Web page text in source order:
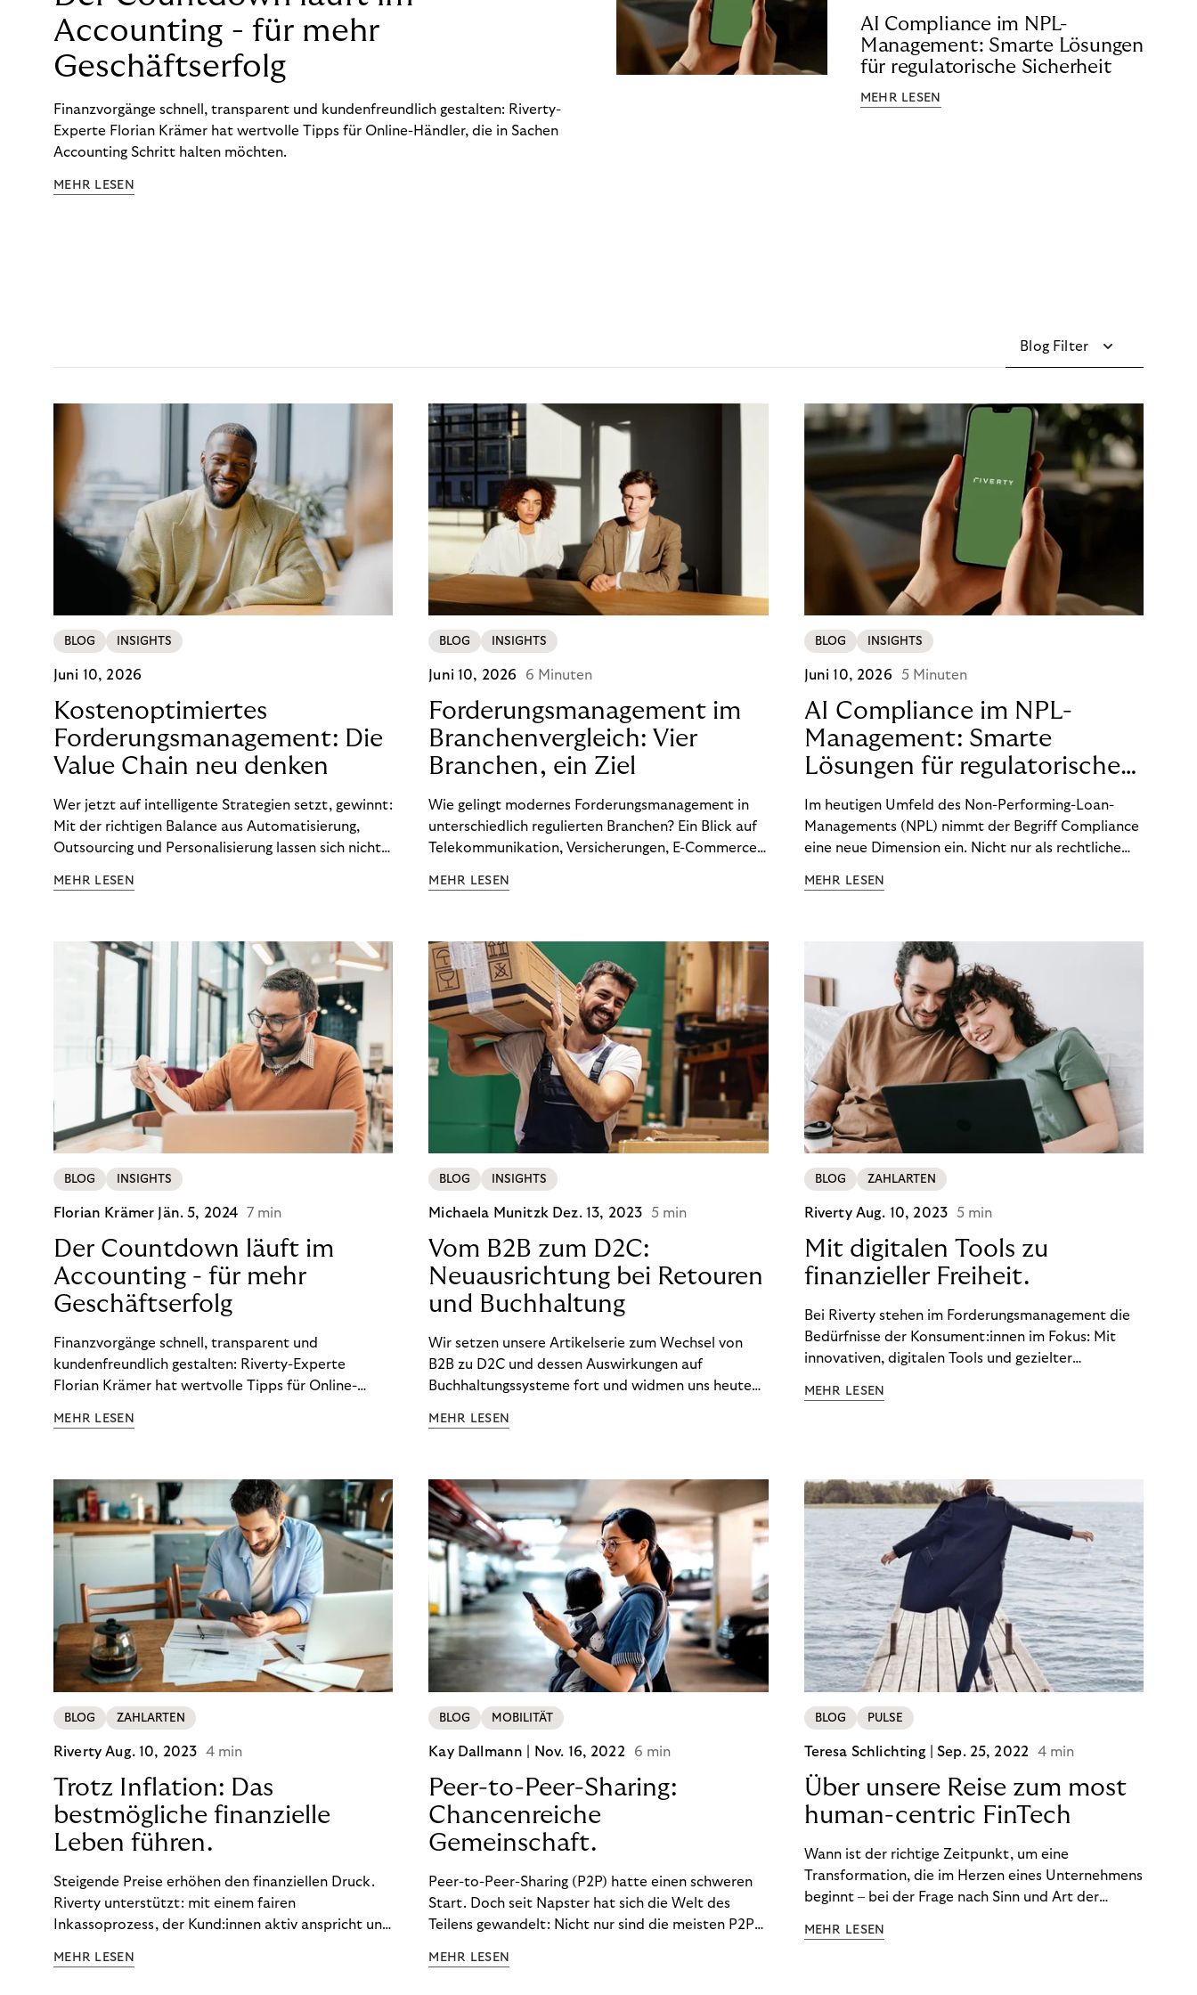
Accounting - für mehr
Geschäftserfolg
Finanzvorgänge schnell, transparent und kundenfreundlich gestalten: Riverty-
Experte Florian Krämer hat wertvolle Tipps für Online-Händler, die in Sachen
Accounting Schritt halten möchten.
MEHR LESEN
AI Compliance im NPL-
Management: Smarte Lösungen
für regulatorische Sicherheit
MEHR LESEN
Blog Filter
BLOG INSIGHTS
Juni 10, 2026
Kostenoptimiertes
Forderungsmanagement: Die
Value Chain neu denken
Wer jetzt auf intelligente Strategien setzt, gewinnt:
Mit der richtigen Balance aus Automatisierung,
Outsourcing und Personalisierung lassen sich nicht
Ergebnisse sichern. Riverty zeigt, wie Recovery-
MEHR LESEN
BLOG INSIGHTS
Juni 10, 2026 6 Minuten
Forderungsmanagement im
Branchenvergleich: Vier
Branchen, ein Ziel
Wie gelingt modernes Forderungsmanagement in
unterschiedlich regulierten Branchen? Ein Blick auf
Telekommunikation, Versicherungen, E-Commerce
wirksam reduzieren will, braucht keine
MEHR LESEN
BLOG INSIGHTS
Juni 10, 2026 5 Minuten
AI Compliance im NPL-
Management: Smarte
Lösungen für regulatorische
Sicherheit
Im heutigen Umfeld des Non-Performing-Loan-
Managements (NPL) nimmt der Begriff Compliance
eine neue Dimension ein. Nicht nur als rechtliche
Wettbewerbsvorteil. In einem Umfeld steigender
(DSGVO) – geraten viele Unternehmen an die
Grenzen traditioneller Compliance-Mechanismen.
MEHR LESEN
BLOG INSIGHTS
Florian Krämer Jän. 5, 2024 7 min
Der Countdown läuft im
Accounting - für mehr
Geschäftserfolg
Finanzvorgänge schnell, transparent und
kundenfreundlich gestalten: Riverty-Experte
Florian Krämer hat wertvolle Tipps für Online-
möchten.
MEHR LESEN
BLOG INSIGHTS
Michaela Munitzk Dez. 13, 2023 5 min
Vom B2B zum D2C:
Neuausrichtung bei Retouren
und Buchhaltung
Wir setzen unsere Artikelserie zum Wechsel von
B2B zu D2C und dessen Auswirkungen auf
Buchhaltungssysteme fort und widmen uns heute
im D2C-Bereich.
MEHR LESEN
BLOG ZAHLARTEN
Riverty Aug. 10, 2023 5 min
Mit digitalen Tools zu
finanzieller Freiheit.
Bei Riverty stehen im Forderungsmanagement die
Bedürfnisse der Konsument:innen im Fokus: Mit
innovativen, digitalen Tools und gezielter
ein Leben in finanzieller Freiheit zu führen. So
MEHR LESEN
BLOG ZAHLARTEN
RivertyAug. 10, 2023 4 min
Trotz Inflation: Das
bestmögliche finanzielle
Leben führen.
Steigende Preise erhöhen den finanziellen Druck.
Riverty unterstützt: mit einem fairen
Inkassoprozess, der Kund:innen aktiv anspricht und
Finanzbildung ermöglicht. So bleiben Menschen
MEHR LESEN
BLOG MOBILITÄT
Kay Dallmann | Nov. 16, 2022 6 min
Peer-to-Peer-Sharing:
Chancenreiche
Gemeinschaft.
Peer-to-Peer-Sharing (P2P) hatte einen schweren
Start. Doch seit Napster hat sich die Welt des
Teilens gewandelt: Nicht nur sind die meisten P2P-
wird, hat sich geändert. Das bietet Unternehmen
MEHR LESEN
BLOG PULSE
Teresa Schlichting |Sep. 25, 2022 4 min
Über unsere Reise zum most
human-centric FinTech
Wann ist der richtige Zeitpunkt, um eine
Transformation, die im Herzen eines Unternehmens
beginnt – bei der Frage nach Sinn und Art der
kommuniziert man ein Ziel, das so ganzheitlich ist,
MEHR LESEN